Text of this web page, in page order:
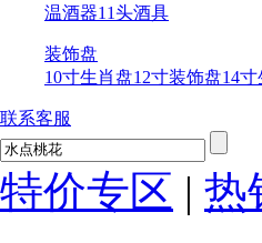
温酒器11头酒具
装饰盘
10寸生肖盘12寸装饰盘14
联系客服
特价专区 | 热